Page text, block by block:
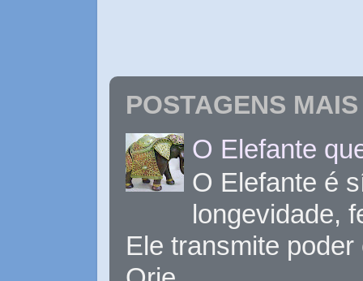
POSTAGENS
O Elefante
O Elefante é
longevidade,
Ele transmite